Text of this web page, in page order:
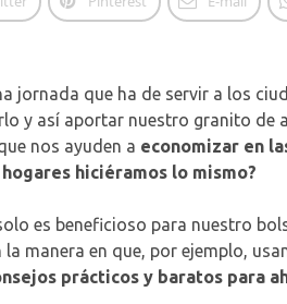
jornada que ha de servir a los
y así aportar nuestro granito
nos ayuden a economizar en
hiciéramos lo mismo?
es beneficioso para nuestro
manera en que, por ejemplo,
prácticos y baratos para